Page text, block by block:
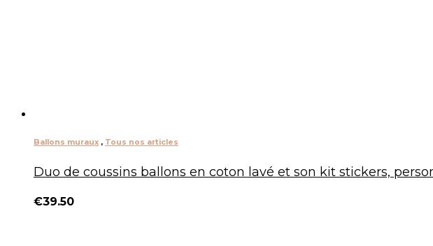
Ballons muraux , Tous nos articles
Duo de coussins ballons en coton lavé et son kit stickers,
€39.50